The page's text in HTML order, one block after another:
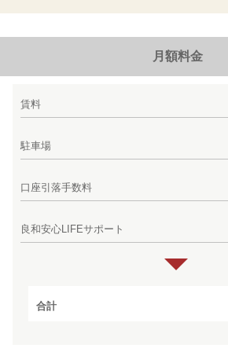
月額料金
賃料
駐車場
口座引落手数料
良和安心LIFEサポート
合計